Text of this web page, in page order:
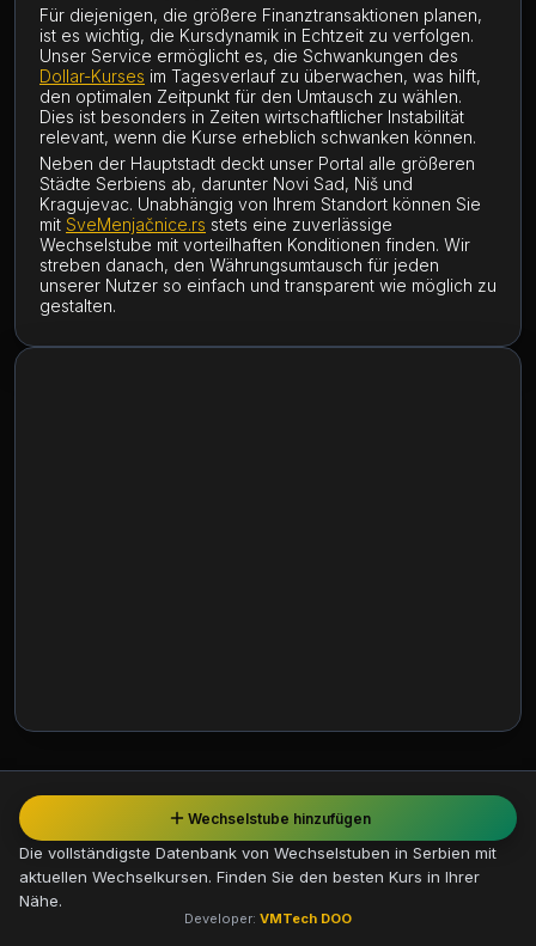
Für diejenigen, die größere Finanztransaktionen planen,
ist es wichtig, die Kursdynamik in Echtzeit zu verfolgen.
Unser Service ermöglicht es, die Schwankungen des
Dollar-Kurses im Tagesverlauf zu überwachen, was hilft,
den optimalen Zeitpunkt für den Umtausch zu wählen.
Dies ist besonders in Zeiten wirtschaftlicher Instabilität
relevant, wenn die Kurse erheblich schwanken können.
Neben der Hauptstadt deckt unser Portal alle größeren
Städte Serbiens ab, darunter Novi Sad, Niš und
Kragujevac. Unabhängig von Ihrem Standort können Sie
mit SveMenjačnice.rs stets eine zuverlässige
Wechselstube mit vorteilhaften Konditionen finden. Wir
streben danach, den Währungsumtausch für jeden
unserer Nutzer so einfach und transparent wie möglich zu
gestalten.
Die vollständigste Datenbank von Wechselstuben in Serbien mit
aktuellen Wechselkursen. Finden Sie den besten Kurs in Ihrer
Nähe.
Developer: VMTech DOO
Wechselstube hinzufügen